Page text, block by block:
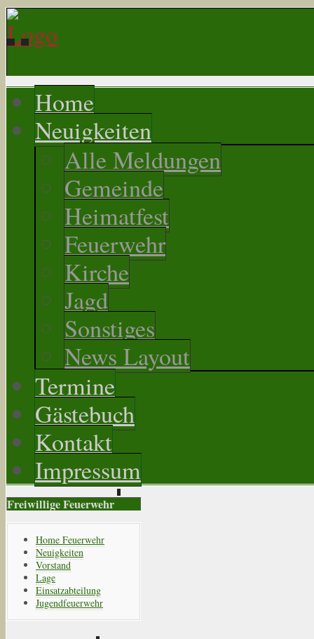
Home
Neuigkeiten
Alle Meldungen
Gemeinde
Heimatfest
Feuerwehr
Kirche
Jagd
Sonstiges
News Layout
Termine
Gästebuch
Kontakt
Impressum
Freiwillige Feuerwehr
Home Feuerwehr
Neuigkeiten
Vorstand
Lage
Einsatzabteilung
Jugendfeuerwehr